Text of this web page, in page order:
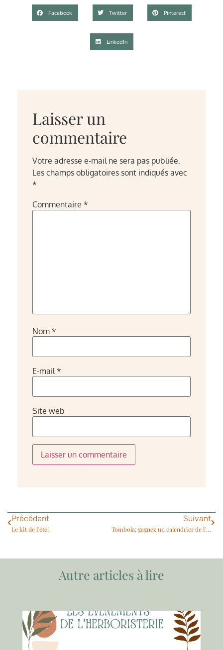
Facebook Twitter Pinterest
LinkedIn
Laisser un
commentaire
Votre adresse e-mail ne sera pas publiée.
Les champs obligatoires sont indiqués avec
*
Commentaire *
Nom *
E-mail *
Site web
Précédent
Le kit de l’été!
Suivant
Tombola: gagnez un calendrier de l’avent!
Autre articles à lire